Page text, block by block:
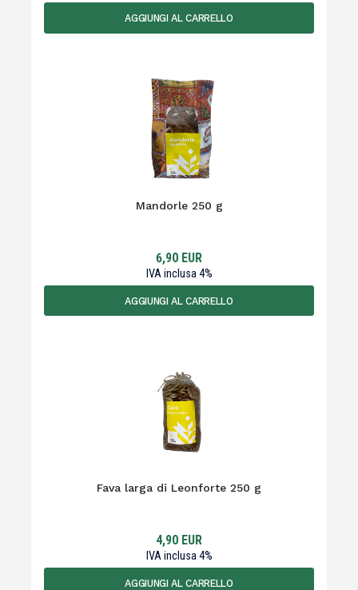
AGGIUNGI AL CARRELLO
Mandorle 250 g
6,90 EUR
IVA inclusa 4%
AGGIUNGI AL CARRELLO
Fava larga di Leonforte 250 g
4,90 EUR
IVA inclusa 4%
AGGIUNGI AL CARRELLO